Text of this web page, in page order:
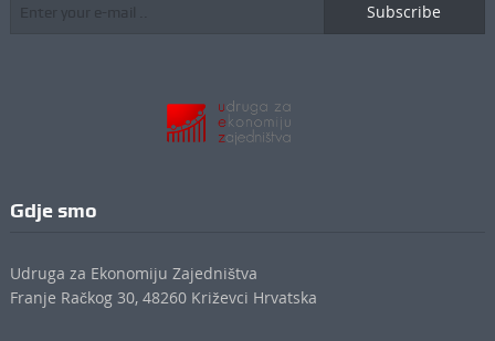
Subscribe
Gdje smo
Udruga za Ekonomiju Zajedništva
Franje Račkog 30, 48260 Križevci Hrvatska